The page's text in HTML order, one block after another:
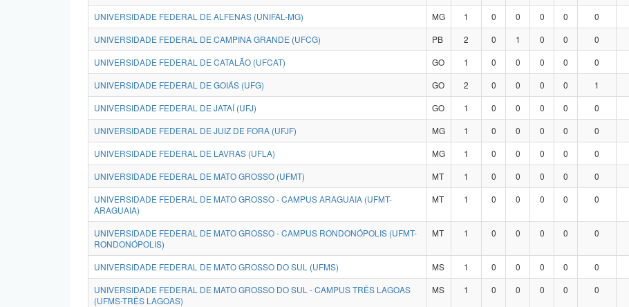
UNIVERSIDADE FEDERAL DE ALFENAS (UNIFAL-MG) MG 1 0 0 0 0 0
UNIVERSIDADE FEDERAL DE CAMPINA GRANDE (UFCG)
PB 2 0 1 0 0 0
UNIVERSIDADE FEDERAL DE CATALÃO (UFCAT)
GO 1 0 0 0 0 0
UNIVERSIDADE FEDERAL DE GOIÁS (UFG)
GO 2 0 0 0 0 1
UNIVERSIDADE FEDERAL DE JATAÍ (UFJ)
GO 1 0 0 0 0 0
UNIVERSIDADE FEDERAL DE JUIZ DE FORA (UFJF)
MG 1 0 0 0 0 0
UNIVERSIDADE FEDERAL DE LAVRAS (UFLA)
MG 1 0 0 0 0 0
UNIVERSIDADE FEDERAL DE MATO GROSSO (UFMT)
MT 1 0 0 0 0 0
UNIVERSIDADE FEDERAL DE MATO GROSSO - CAMPUS ARAGUAIA (UFMT-
ARAGUAIA)
MT 1 0 0 0 0 0
UNIVERSIDADE FEDERAL DE MATO GROSSO - CAMPUS RONDONÓPOLIS (UFMT-
RONDONÓPOLIS)
MT 1 0 0 0 0 0
UNIVERSIDADE FEDERAL DE MATO GROSSO DO SUL (UFMS) MS 1 0 0 0 0 0
UNIVERSIDADE FEDERAL DE MATO GROSSO DO SUL - CAMPUS TRÊS LAGOAS
(UFMS-TRÊS LAGOAS)
MS 1 0 0 0 0 0